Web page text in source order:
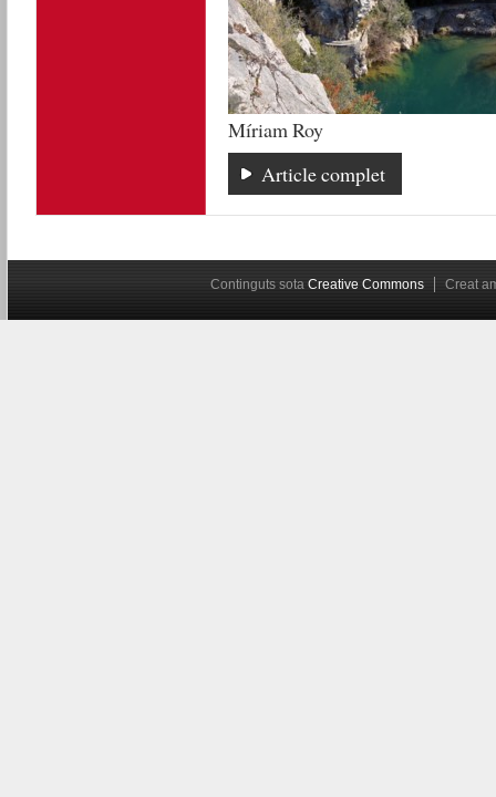
Míriam Roy
Article complet
Continguts sota Creative Commons Creat